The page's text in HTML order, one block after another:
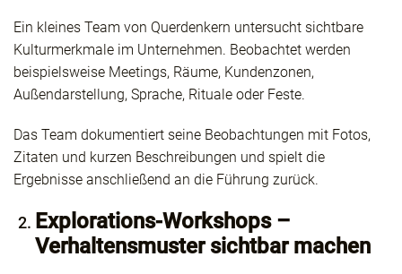
Ein kleines Team von Querdenkern untersucht sichtbare
Kulturmerkmale im Unternehmen. Beobachtet werden
beispielsweise Meetings, Räume, Kundenzonen,
Außendarstellung, Sprache, Rituale oder Feste.
Das Team dokumentiert seine Beobachtungen mit Fotos,
Zitaten und kurzen Beschreibungen und spielt die
Ergebnisse anschließend an die Führung zurück.
Explorations-Workshops –
Verhaltensmuster sichtbar machen